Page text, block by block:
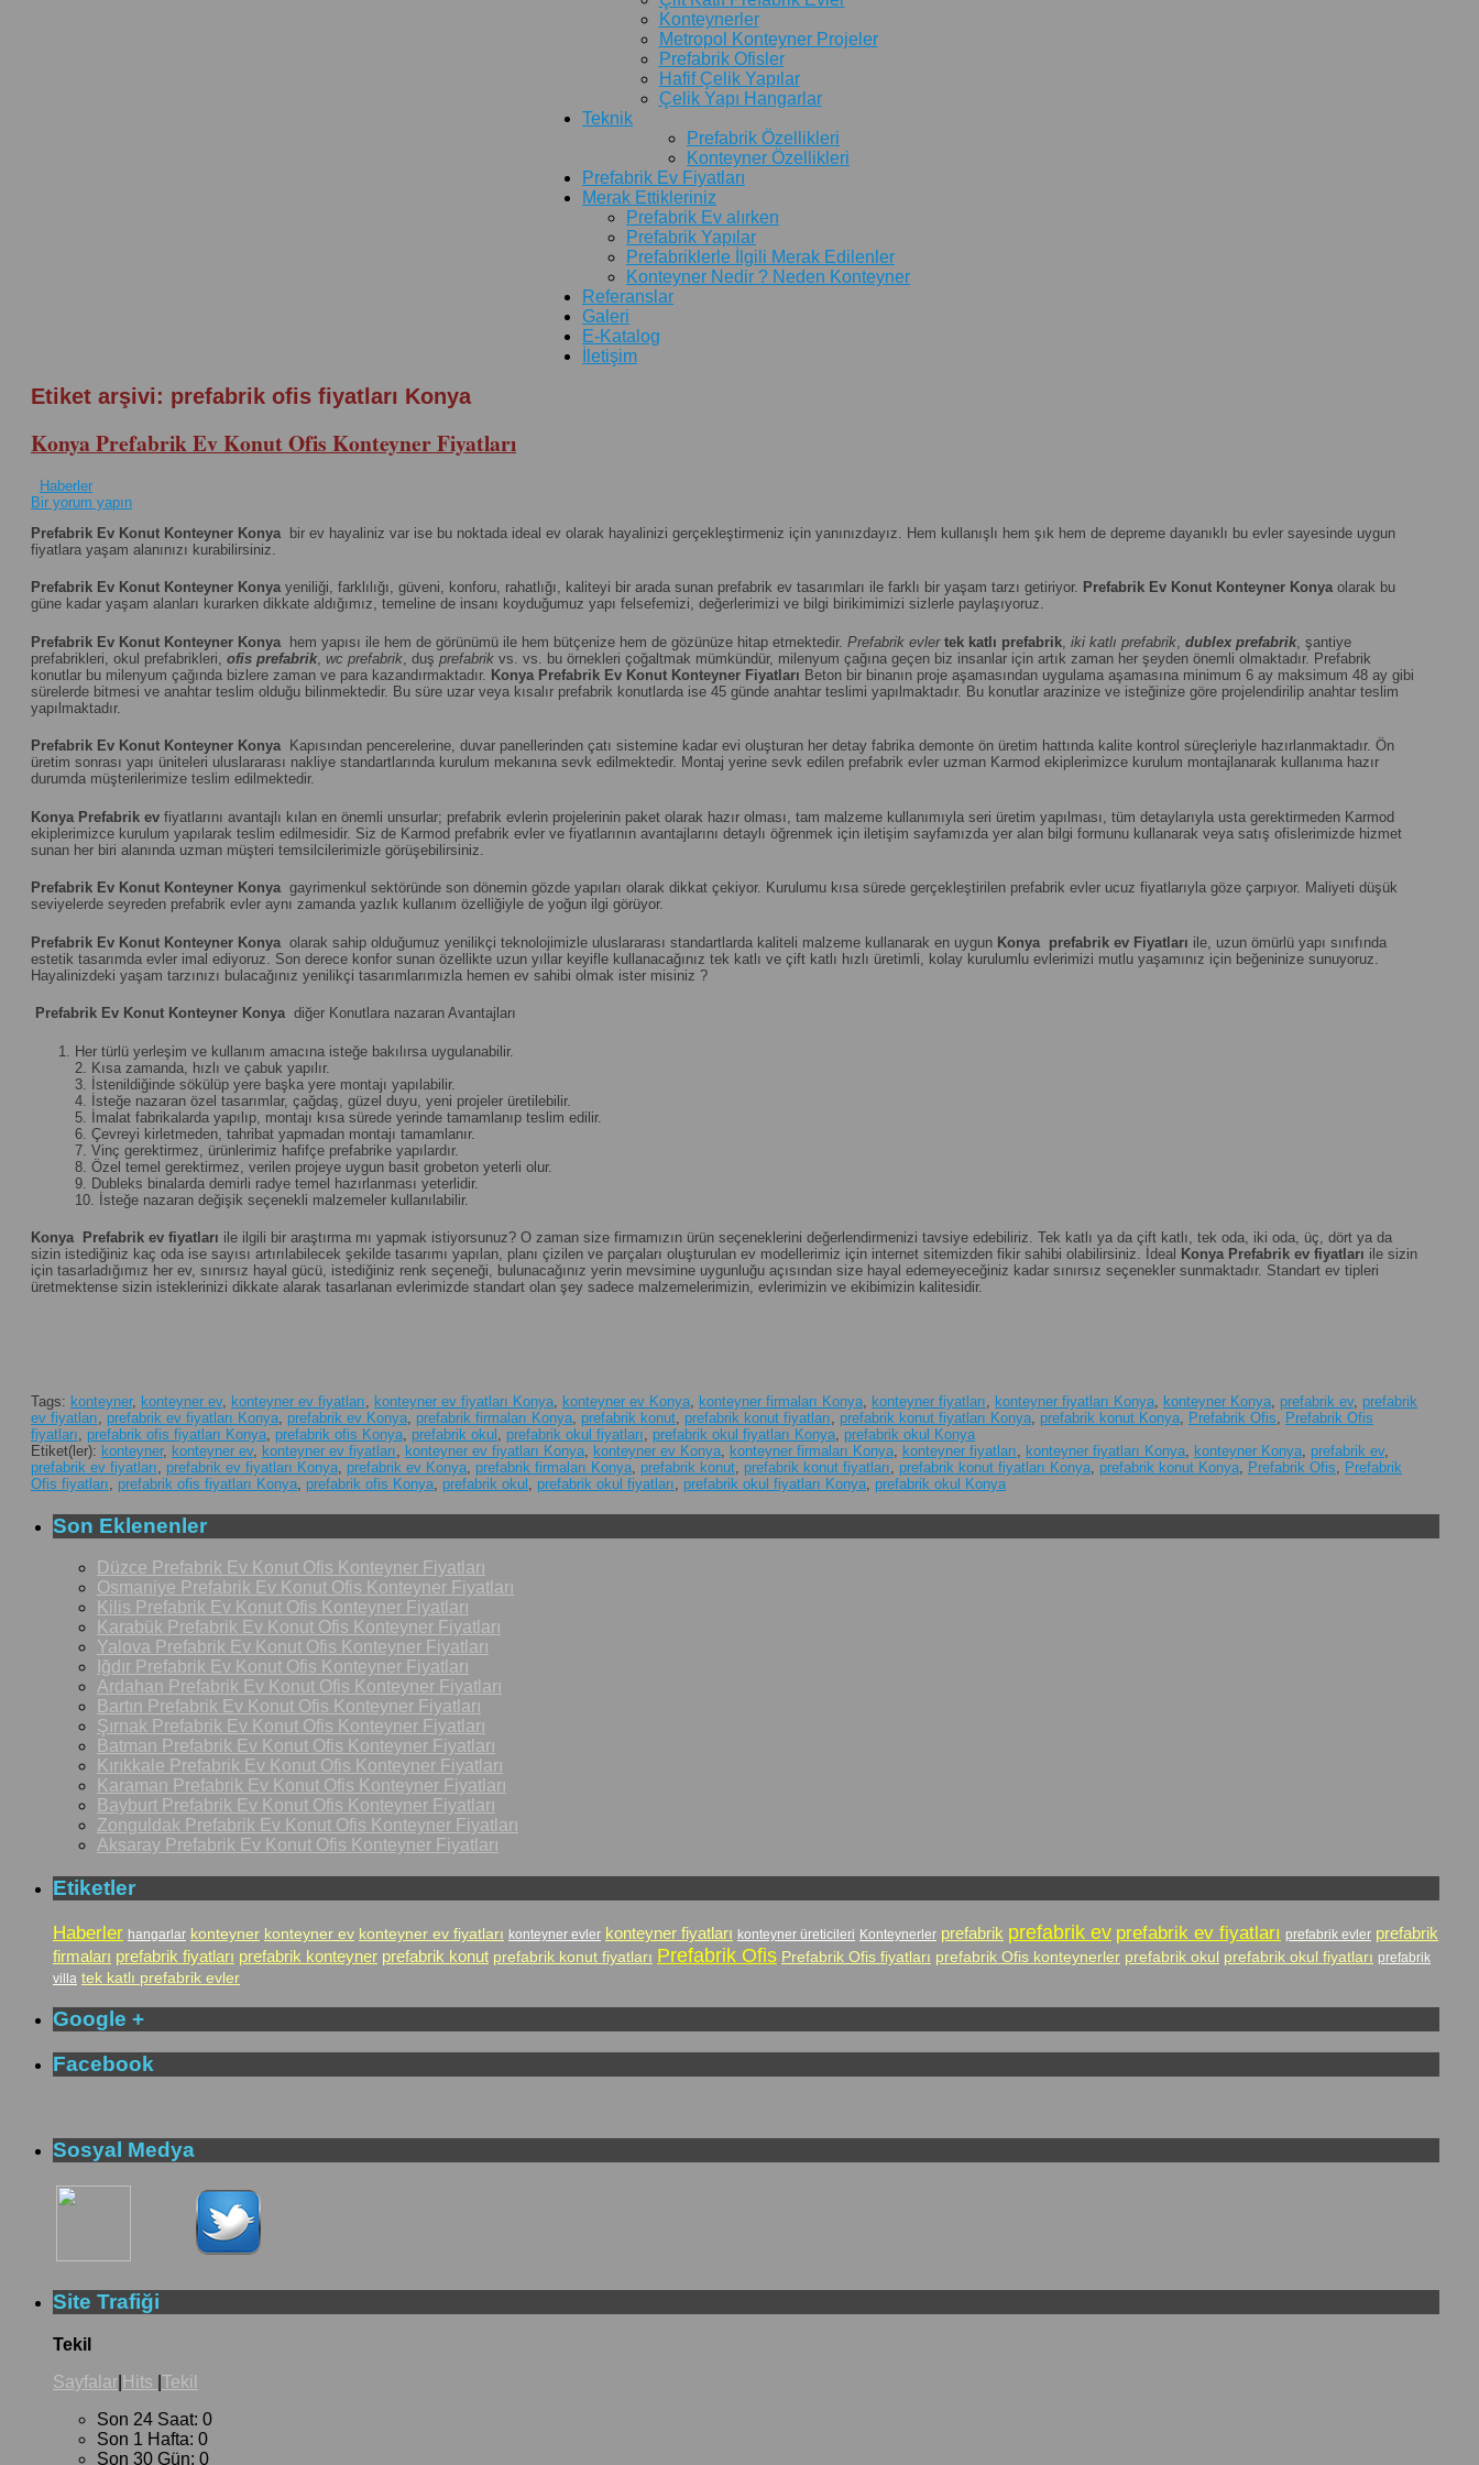
Konteynerler
Metropol Konteyner Projeler
Prefabrik Ofisler
Hafif Çelik Yapılar
Çelik Yapı Hangarlar
Teknik
Prefabrik Özellikleri
Konteyner Özellikleri
Prefabrik Ev Fiyatları
Merak Ettikleriniz
Prefabrik Ev alırken
Prefabrik Yapılar
Prefabriklerle İlgili Merak Edilenler
Konteyner Nedir ? Neden Konteyner
Referanslar
Galeri
E-Katalog
İletişim
Etiket arşivi: prefabrik ofis fiyatları Konya
Konya Prefabrik Ev Konut Ofis Konteyner Fiyatları
Haberler
Bir yorum yapın
Prefabrik Ev Konut Konteyner Konya bir ev hayaliniz var ise bu noktada ideal ev olarak hayalinizi gerçekleştirmeniz için yanınızdayız. Hem kullanışlı hem şık hem de depreme dayanıklı bu evler sayesinde uygun
fiyatlara yaşam alanınızı kurabilirsiniz.
Prefabrik Ev Konut Konteyner Konyayeniliği, farklılığı, güveni, konforu, rahatlığı, kaliteyi bir arada sunan prefabrik ev tasarımları ile farklı bir yaşam tarzı getiriyor. Prefabrik Ev Konut Konteyner Konya olarak bu
güne kadar yaşam alanları kurarken dikkate aldığımız, temeline de insanı koyduğumuz yapı felsefemizi, değerlerimizi ve bilgi birikimimizi sizlerle paylaşıyoruz.
Prefabrik Ev Konut Konteyner Konya hem yapısı ile hem de görünümü ile hem bütçenize hem de gözünüze hitap etmektedir. Prefabrik evler tek katlı prefabrik iki katlı prefabrik dublex prefabrik, şantiye
prefabrikleri, okul prefabrikleri, ofis prefabrik, wc prefabrik , duş prefabrik vs. vs. bu örnekleri çoğaltmak mümkündür, milenyum çağına geçen biz insanlar için artık zaman her şeyden önemli olmaktadır. Prefabrik
konutlar bu milenyum çağında bizlere zaman ve para kazandırmaktadır. Konya Prefabrik Ev Konut Konteyner Fiyatları Beton bir binanın proje aşamasından uygulama aşamasına minimum 6 ay maksimum 48 ay gibi
sürelerde bitmesi ve anahtar teslim olduğu bilinmektedir. Bu süre uzar veya kısalır prefabrik konutlarda ise 45 günde anahtar teslimi yapılmaktadır. Bu konutlar arazinize ve isteğinize göre projelendirilip anahtar teslim
yapılmaktadır.
Prefabrik Ev Konut Konteyner KonyaKapısından pencerelerine, duvar panellerinden çatı sistemine kadar evi oluşturan her detay fabrika demonte ön üretim hattında kalite kontrol süreçleriyle hazırlanmaktadır. Ön
üretim sonrası yapı üniteleri uluslararası nakliye standartlarında kurulum mekanına sevk edilmektedir. Montaj yerine sevk edilen prefabrik evler uzman Karmod ekiplerimizce kurulum montajlanarak kullanıma hazır
durumda müşterilerimize teslim edilmektedir.
Konya Prefabrik ev fiyatlarını avantajlı kılan en önemli unsurlar; prefabrik evlerin projelerinin paket olarak hazır olması, tam malzeme kullanımıyla seri üretim yapılması, tüm detaylarıyla usta gerektirmeden Karmod
ekiplerimizce kurulum yapılarak teslim edilmesidir. Siz de Karmod prefabrik evler ve fiyatlarının avantajlarını detaylı öğrenmek için iletişim sayfamızda yer alan bilgi formunu kullanarak veya satış ofislerimizde hizmet
sunan her biri alanında uzman müşteri temsilcilerimizle görüşebilirsiniz.
Prefabrik Ev Konut Konteyner Konyagayrimenkul sektöründe son dönemin gözde yapıları olarak dikkat çekiyor. Kurulumu kısa sürede gerçekleştirilen prefabrik evler ucuz fiyatlarıyla göze çarpıyor. Maliyeti düşük
seviyelerde seyreden prefabrik evler aynı zamanda yazlık kullanım özelliğiyle de yoğun ilgi görüyor.
Prefabrik Ev Konut Konteyner Konya olarak sahip olduğumuz yenilikçi teknolojimizle uluslararası standartlarda kaliteli malzeme kullanarak en uygun Konya prefabrik ev Fiyatları ile, uzun ömürlü yapı sınıfında
estetik tasarımda evler imal ediyoruz. Son derece konfor sunan özellikte uzun yıllar keyifle kullanacağınız tek katlı ve çift katlı hızlı üretimli, kolay kurulumlu evlerimizi mutlu yaşamınız için beğeninize sunuyoruz.
Hayalinizdeki yaşam tarzınızı bulacağınız yenilikçi tasarımlarımızla hemen ev sahibi olmak ister misiniz ?
Prefabrik Ev Konut Konteyner Konyadiğer Konutlara nazaran Avantajları
Her türlü yerleşim ve kullanım amacına isteğe bakılırsa uygulanabilir.
2. Kısa zamanda, hızlı ve çabuk yapılır.
3. İstenildiğinde sökülüp yere başka yere montajı yapılabilir.
4. İsteğe nazaran özel tasarımlar, çağdaş, güzel duyu, yeni projeler üretilebilir.
5. İmalat fabrikalarda yapılıp, montajı kısa sürede yerinde tamamlanıp teslim edilir.
6. Çevreyi kirletmeden, tahribat yapmadan montajı tamamlanır.
7. Vinç gerektirmez, ürünlerimiz hafifçe prefabrike yapılardır.
8. Özel temel gerektirmez, verilen projeye uygun basit grobeton yeterli olur.
9. Dubleks binalarda demirli radye temel hazırlanması yeterlidir.
10. İsteğe nazaran değişik seçenekli malzemeler kullanılabilir.
KonyaPrefabrik ev fiyatları ile ilgili bir araştırma mı yapmak istiyorsunuz? O zaman size firmamızın ürün seçeneklerini değerlendirmenizi tavsiye edebiliriz. Tek katlı ya da çift katlı, tek oda, iki oda, üç, dört ya da
sizin istediğiniz kaç oda ise sayısı artırılabilecek şekilde tasarımı yapılan, planı çizilen ve parçaları oluşturulan ev modellerimiz için internet sitemizden fikir sahibi olabilirsiniz. İdeal KonyaPrefabrik ev fiyatları ile sizin
için tasarladığımız her ev, sınırsız hayal gücü, istediğiniz renk seçeneği, bulunacağınız yerin mevsimine uygunluğu açısından size hayal edemeyeceğiniz kadar sınırsız seçenekler sunmaktadır. Standart ev tipleri
üretmektense sizin isteklerinizi dikkate alarak tasarlanan evlerimizde standart olan şey sadece malzemelerimizin, evlerimizin ve ekibimizin kalitesidir.
Tags: konteyner, konteyner ev, konteyner ev fiyatları konteyner ev fiyatları Konya konteyner ev Konya konteyner firmaları Konya konteyner fiyatları konteyner fiyatları Konya konteyner Konya prefabrik ev, prefabrik
ev fiyatları
prefabrik ev fiyatları Konya prefabrik ev Konya prefabrik firmaları Konya prefabrik konut prefabrik konut fiyatları prefabrik konut fiyatları Konya prefabrik konut Konya Prefabrik Ofis
Prefabrik Ofis
fiyatları
prefabrik ofis fiyatları Konya prefabrik ofis Konya prefabrik okul prefabrik okul fiyatları prefabrik okul fiyatları Konya prefabrik okul Konya
Etiket(ler): konteyner, konteyner ev, konteyner ev fiyatları konteyner ev fiyatları Konya konteyner ev Konya konteyner firmaları Konya konteyner fiyatları konteyner fiyatları Konya konteyner Konya prefabrik ev,
prefabrik ev fiyatları
prefabrik ev fiyatları Konya prefabrik ev Konya prefabrik firmaları Konya prefabrik konut prefabrik konut fiyatları prefabrik konut fiyatları Konya prefabrik konut Konya Prefabrik Ofis
Prefabrik
Ofis fiyatları
prefabrik ofis fiyatları Konya prefabrik ofis Konya prefabrik okul prefabrik okul fiyatları prefabrik okul fiyatları Konya prefabrik okul Konya
Son Eklenenler
Düzce Prefabrik Ev Konut Ofis Konteyner Fiyatları
Osmaniye Prefabrik Ev Konut Ofis Konteyner Fiyatları
Kilis Prefabrik Ev Konut Ofis Konteyner Fiyatları
Karabük Prefabrik Ev Konut Ofis Konteyner Fiyatları
Yalova Prefabrik Ev Konut Ofis Konteyner Fiyatları
Iğdır Prefabrik Ev Konut Ofis Konteyner Fiyatları
Ardahan Prefabrik Ev Konut Ofis Konteyner Fiyatları
Bartın Prefabrik Ev Konut Ofis Konteyner Fiyatları
Şırnak Prefabrik Ev Konut Ofis Konteyner Fiyatları
Batman Prefabrik Ev Konut Ofis Konteyner Fiyatları
Kırıkkale Prefabrik Ev Konut Ofis Konteyner Fiyatları
Karaman Prefabrik Ev Konut Ofis Konteyner Fiyatları
Bayburt Prefabrik Ev Konut Ofis Konteyner Fiyatları
Zonguldak Prefabrik Ev Konut Ofis Konteyner Fiyatları
Aksaray Prefabrik Ev Konut Ofis Konteyner Fiyatları
Etiketler
Haberler hangarlar konteyner konteyner ev konteyner ev fiyatları konteyner evler konteyner fiyatları konteyner üreticileri Konteynerler prefabrik prefabrik ev prefabrik ev fiyatları prefabrik evler prefabrik
firmaları prefabrik fiyatları prefabrik konteyner prefabrik konut prefabrik konut fiyatları Prefabrik Ofis Prefabrik Ofis fiyatları prefabrik Ofis konteynerler prefabrik okul prefabrik okul fiyatları prefabrik
villa tek katlı prefabrik evler
Google +
Facebook
Sosyal Medya
Site Trafiği
Tekil
Sayfalar Hits Tekil
Son 24 Saat: 0
Son 1 Hafta: 0
Son 30 Gün: 0